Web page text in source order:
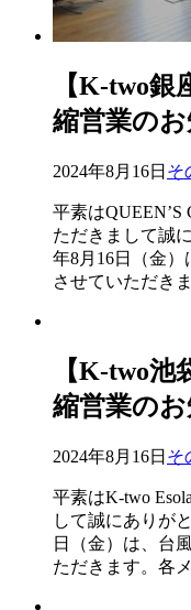
【K-two
縮営業の
2024年8月16日 そ
平素は
ただきまして誠
年8月16日（金）
させていただき
【K-two
縮営業の
2024年8月16日 そ
平素はK-two
して誠にありが
日（金）は、台
ただきます。各